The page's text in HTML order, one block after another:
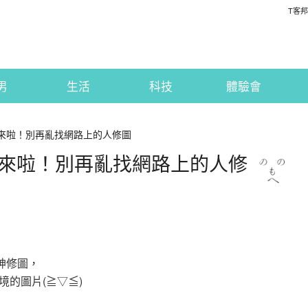
T客邦
生活 科技 體驗會
啦！別再亂找網路上的人修圖
啦！別再亂找網路上的人修
圖，
境的圖片(≧▽≦)